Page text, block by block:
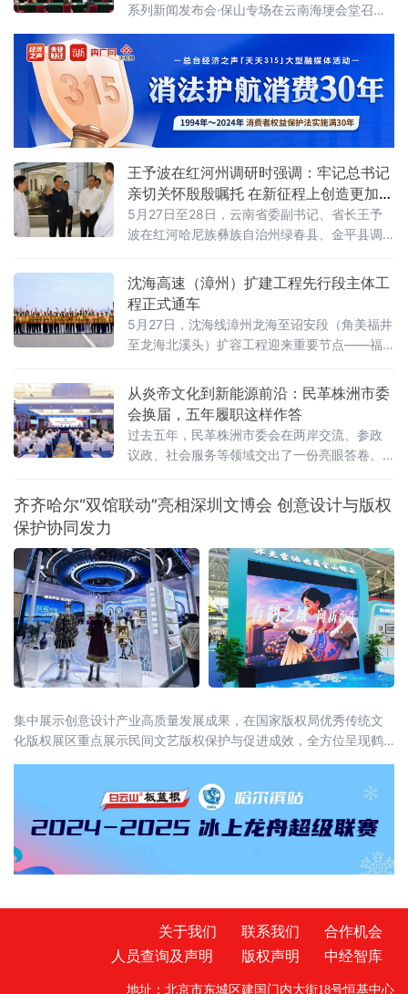
系列新闻发布会·保山专场在云南海埂会堂召
期保山市经济社会发展的总体目标、重点工
作，并回答记者提问。“十四五”时期，保山市紧
扣省委、省政府“3815”战略发展目标，扎实推
进系列三年行动，推动全市高质量发展取得显
著成效。五年来，全市经济总量稳步攀升，地
区生产总值突破1300亿元，人均GDP达到5.6
万元；发展动
王予波在红河州调研时强调：牢记总书记
亲切关怀殷殷嘱托 在新征程上创造更加美
好生活
5月27日至28日，云南省委副书记、省长王予
波在红河哈尼族彝族自治州绿春县、金平县调
云南重要讲话精神和重要回信精神，落实省委
要求，牢记嘱托、奋发有为，在新征程上创造
更加美好生活。
沈海高速（漳州）扩建工程先行段主体工
程正式通车
5月27日，沈海线漳州龙海至诏安段（角美福井
至龙海北溪头）扩容工程迎来重要节点——福
大桥外）主体工程正式通过交工核验并开放交
通。这标志着该路段已具备通车条件，将为厦
漳两地的交通互联与区域经济发展注入新活
力。重点工程突破 打通交通动脉作为福建省高
速公路网规划“一纵”的重要组成部分，沈海高速
从炎帝文化到新能源前沿：民革株洲市委
会换届，五年履职这样作答
过去五年，民革株洲市委会在两岸交流、参政
议政、社会服务等领域交出了一份亮眼答卷。
来，民革株洲市委会先后协办海峡两岸炎帝神
农文化交流大会、华灿·2025海峡两岸青少年跆
齐齐哈尔“双馆联动”亮相深圳文博会 创意设计与版权
保护协同发力
集中展示创意设计产业高质量发展成果，在国家版权局优秀传统文
化版权展区重点展示民间文艺版权保护与促进成效，全方位呈现鹤
关于我们 联系我们
合作机会
人员查询及声明
版权声明 中经智库
地址：北京市东城区建国门内大街18号恒基中心